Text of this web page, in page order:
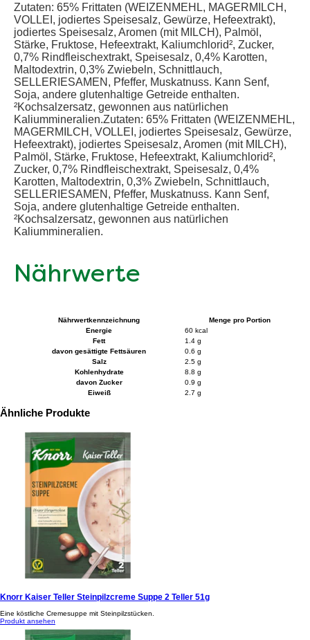
Zutaten: 65% Frittaten (WEIZENMEHL, MAGERMILCH,
VOLLEI, jodiertes Speisesalz, Gewürze, Hefeextrakt),
jodiertes Speisesalz, Aromen (mit MILCH), Palmöl,
Stärke, Fruktose, Hefeextrakt, Kaliumchlorid², Zucker,
0,7% Rindfleischextrakt, Speisesalz, 0,4% Karotten,
Maltodextrin, 0,3% Zwiebeln, Schnittlauch,
SELLERIESAMEN, Pfeffer, Muskatnuss. Kann Senf,
Soja, andere glutenhaltige Getreide enthalten.
²Kochsalzersatz, gewonnen aus natürlichen
Kaliummineralien.Zutaten: 65% Frittaten (WEIZENMEHL,
MAGERMILCH, VOLLEI, jodiertes Speisesalz, Gewürze,
Hefeextrakt), jodiertes Speisesalz, Aromen (mit MILCH),
Palmöl, Stärke, Fruktose, Hefeextrakt, Kaliumchlorid²,
Zucker, 0,7% Rindfleischextrakt, Speisesalz, 0,4%
Karotten, Maltodextrin, 0,3% Zwiebeln, Schnittlauch,
SELLERIESAMEN, Pfeffer, Muskatnuss. Kann Senf,
Soja, andere glutenhaltige Getreide enthalten.
²Kochsalzersatz, gewonnen aus natürlichen
Kaliummineralien.
Nährwerte
Nährwertkennzeichnung
Menge pro Portion
Energie
60 kcal
Fett
1.4 g
davon gesättigte Fettsäuren
0.6 g
Salz
2.5 g
Kohlenhydrate
8.8 g
davon Zucker
0.9 g
Eiweiß
2.7 g
Ähnliche Produkte
Knorr Kaiser Teller Steinpilzcreme Suppe 2 Teller 51g
Eine köstliche Cremesuppe mit Steinpilzstücken.
Produkt ansehen